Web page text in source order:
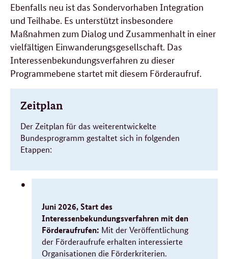
Ebenfalls neu ist das Sondervorhaben Integration
und Teilhabe. Es unterstützt insbesondere
Maßnahmen zum Dialog und Zusammenhalt in einer
vielfältigen Einwanderungsgesellschaft. Das
Interessenbekundungsverfahren zu dieser
Programmebene startet mit diesem Förderaufruf.
Zeitplan
Der Zeitplan für das weiterentwickelte
Bundesprogramm gestaltet sich in folgenden
Etappen:
Juni 2026, Start des
Interessenbekundungsverfahren mit den
Förderaufrufen: Mit der Veröffentlichung
der Förderaufrufe erhalten interessierte
Organisationen die Förderkriterien.